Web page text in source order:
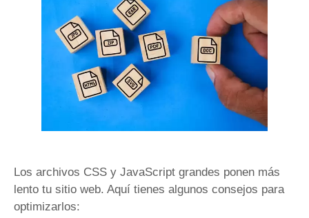
Los archivos CSS y JavaScript grandes ponen más
lento tu sitio web. Aquí tienes algunos consejos para
optimizarlos: